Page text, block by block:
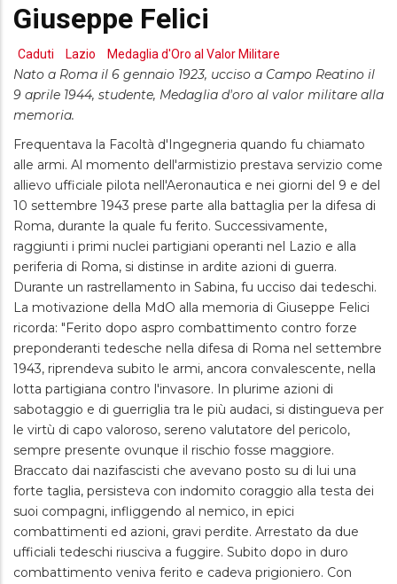
colloca la morte di Abderrahim Fakir"
Giuseppe Felici
Caduti Lazio Medaglia d'Oro al Valor Militare
Nato a Roma il 6 gennaio 1923, ucciso a Campo Reatino il
9 aprile 1944, studente, Medaglia d'oro al valor militare alla
memoria.
Frequentava la Facoltà d'Ingegneria quando fu chiamato
alle armi. Al momento dell'armistizio prestava servizio come
allievo ufficiale pilota nell'Aeronautica e nei giorni del 9 e del
10 settembre 1943 prese parte alla battaglia per la difesa di
Roma, durante la quale fu ferito. Successivamente,
raggiunti i primi nuclei partigiani operanti nel Lazio e alla
periferia di Roma, si distinse in ardite azioni di guerra.
Durante un rastrellamento in Sabina, fu ucciso dai tedeschi.
La motivazione della MdO alla memoria di Giuseppe Felici
ricorda: "Ferito dopo aspro combattimento contro forze
preponderanti tedesche nella difesa di Roma nel settembre
1943, riprendeva subito le armi, ancora convalescente, nella
lotta partigiana contro l'invasore. In plurime azioni di
sabotaggio e di guerriglia tra le più audaci, si distingueva per
le virtù di capo valoroso, sereno valutatore del pericolo,
sempre presente ovunque il rischio fosse maggiore.
Braccato dai nazifascisti che avevano posto su di lui una
forte taglia, persisteva con indomito coraggio alla testa dei
suoi compagni, infliggendo al nemico, in epici
combattimenti ed azioni, gravi perdite. Arrestato da due
ufficiali tedeschi riusciva a fuggire. Subito dopo in duro
combattimento veniva ferito e cadeva prigioniero. Con